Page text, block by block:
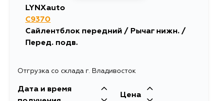
LYNXauto
C9370
Сайлентблок передний / Рычаг нижн. /
Перед. подв.
Отгрузка со склада г. Владивосток
Дата и время
Цена